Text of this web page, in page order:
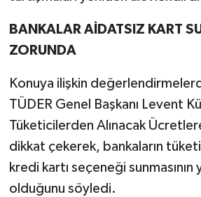
BANKALAR AİDATSIZ KART
ZORUNDA
Konuya ilişkin
TÜDER Genel Başkanı Levent
Tüketicilerden Alınacak
dikkat çekerek, bankaların
kredi kartı seçeneği
olduğunu söyledi.